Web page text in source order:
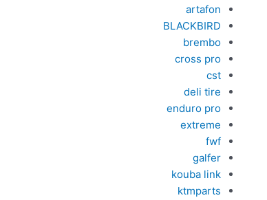
artafon
BLACKBIRD
brembo
cross pro
cst
deli tire
enduro pro
extreme
fwf
galfer
kouba link
ktmparts